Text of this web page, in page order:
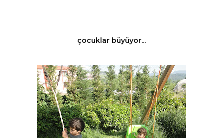
çocuklar büyüyor...